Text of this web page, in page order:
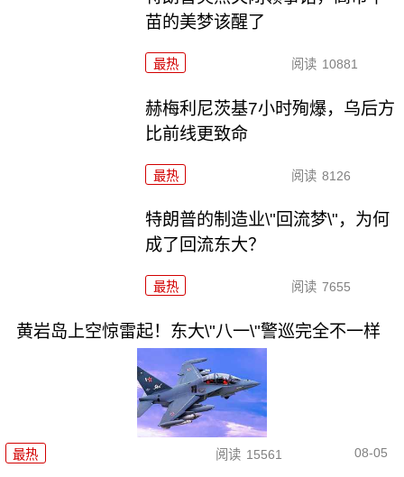
苗的美梦该醒了
最热 阅读 10881
赫梅利尼茨基7小时殉爆，乌后方
比前线更致命
最热 阅读 8126
特朗普的制造业\"回流梦\"，为何
成了回流东大？
最热 阅读 7655
黄岩岛上空惊雷起！东大\"八一\"警巡完全不一样
最热 阅读 15561 08-05